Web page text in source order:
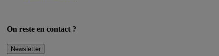
On reste en contact ?
Newsletter